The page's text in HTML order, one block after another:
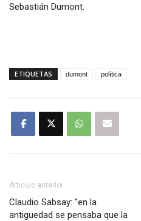
Sebastián Dumont.
ETIQUETAS dumont política
Artículo anterior
Claudio Sabsay: "en la
antiguedad se pensaba que la